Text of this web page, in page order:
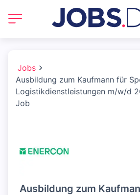
Jobs
Ausbildung zum Kaufmann für
Logistikdienstleistungen m/w/d
Job
Ausbildung zum